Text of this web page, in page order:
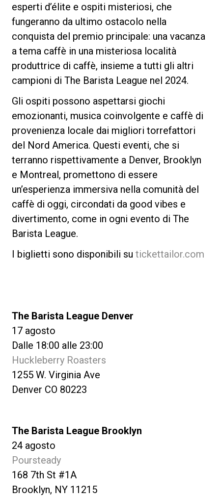
esperti d’élite e ospiti misteriosi, che
fungeranno da ultimo ostacolo nella
conquista del premio principale: una vacanza
a tema caffè in una misteriosa località
produttrice di caffè, insieme a tutti gli altri
campioni di The Barista League nel 2024.
Gli ospiti possono aspettarsi giochi
emozionanti, musica coinvolgente e caffè di
provenienza locale dai migliori torrefattori
del Nord America. Questi eventi, che si
terranno rispettivamente a Denver, Brooklyn
e Montreal, promettono di essere
un’esperienza immersiva nella comunità del
caffè di oggi, circondati da good vibes e
divertimento, come in ogni evento di The
Barista League.
I biglietti sono disponibili su tickettailor.com
The Barista League Denver
17 agosto
Dalle 18:00 alle 23:00
Huckleberry Roasters
1255 W. Virginia Ave
Denver CO 80223
The Barista League Brooklyn
24 agosto
Poursteady
168 7th St #1A
Brooklyn, NY 11215